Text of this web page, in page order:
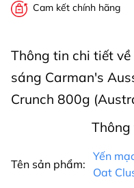
Cam kết chính hãng
Thông tin chi tiết
sáng Carman's
Crunch 800g
Tên sản phẩm:
Yến
Oat